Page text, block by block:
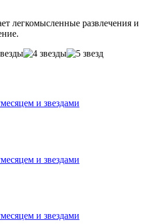
легкомысленные развлечения и